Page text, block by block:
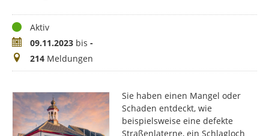
StatusAktiv
Zeitraum09.11.2023 bis -
Meldungen
214 Meldungen
Sie haben einen Mangel oder
Schaden entdeckt, wie
beispielsweise eine defekte
Straßenlaterne, ein Schlagloch